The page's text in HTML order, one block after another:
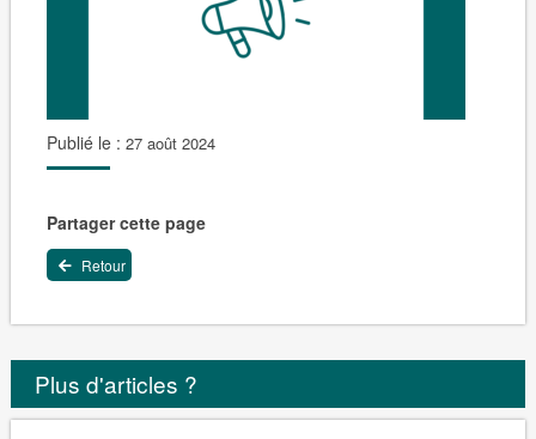
Publié le : 27 août 2024
Partager cette page
Retour
Plus d'articles ?